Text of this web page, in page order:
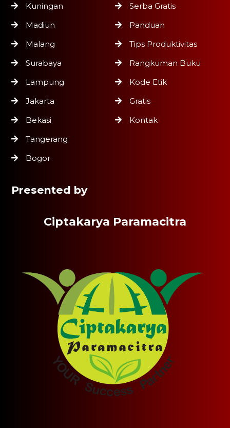
Kuningan
Madiun
Malang
Surabaya
Lampung
Jakarta
Bekasi
Tangerang
Bogor
Serba Gratis
Panduan
Tips Produktivitas
Rangkuman Buku
Kode Etik
Gratis
Kontak
Presented by
Ciptakarya Paramacitra